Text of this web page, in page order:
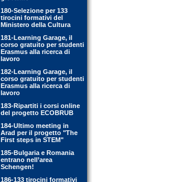
180-Selezione per 133
tirocini formativi del
Ministero della Cultura
181-Learning Garage, il
corso gratuito per studenti
Erasmus alla ricerca di
lavoro
182-Learning Garage, il
corso gratuito per studenti
Erasmus alla ricerca di
lavoro
183-Ripartiti i corsi online
del progetto ECOBRUB
184-Ultimo meeting in
Arad per il progetto "The
First steps in STEM"
185-Bulgaria e Romania
entrano nell’area
Schengen!
186-133 tirocini formativi